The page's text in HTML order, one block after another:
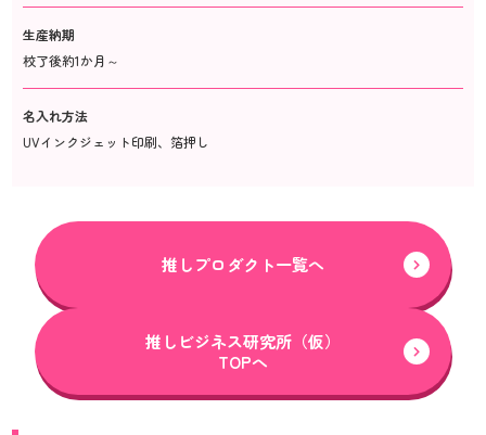
生産納期
校了後約1か月～
名入れ方法
UVインクジェット印刷、箔押し
推しプロダクト一覧へ
推しビジネス研究所（仮）
TOPへ